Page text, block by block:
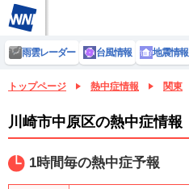
雨雲レーダー 台風情報 地震情報
トップページ 熱中症情報 関東
川崎市中原区の熱中症情報
1時間毎の熱中症予報